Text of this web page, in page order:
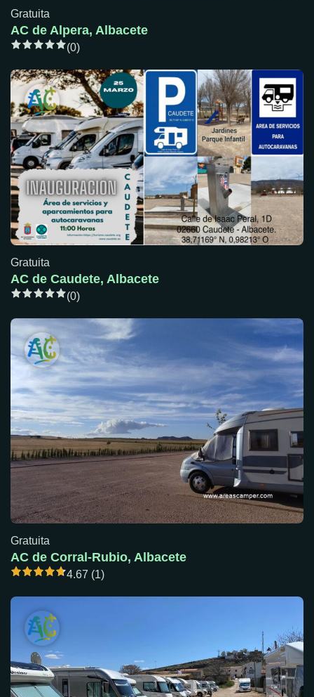
Gratuita
AC de Alpera, Albacete
(0)
Gratuita
AC de Caudete, Albacete
(0)
Gratuita
AC de Corral-Rubio, Albacete
4.67 (1)